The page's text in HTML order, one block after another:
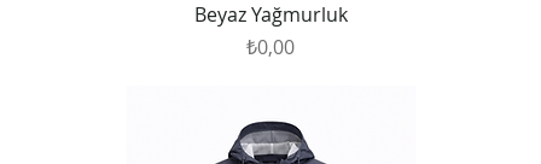
Beyaz Yağmurluk
Fiyat
₺0,00